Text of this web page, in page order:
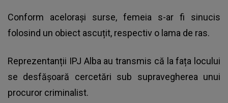
Conform acelorași surse, femeia s-ar fi sinucis
folosind un obiect ascuțit, respectiv o lama de ras.
Reprezentanții IPJ Alba au transmis că la fața locului
se desfășoară cercetări sub supravegherea unui
procuror criminalist.